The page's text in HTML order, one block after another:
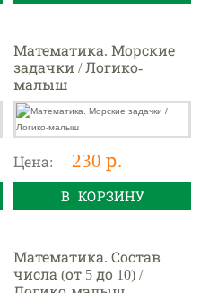
Математика. Морские
задачки / Логико-
малыш
Цена: 230 р.
В КОРЗИНУ
Математика. Состав
числа (от 5 до 10) /